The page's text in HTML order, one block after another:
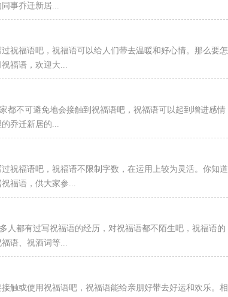
事乔迁新居...
祝福语吧，祝福语可以给人们带去温暖和好心情。那么要怎
福语，欢迎大...
都不可避免地会接触到祝福语吧，祝福语可以起到增进感情
乔迁新居的...
祝福语吧，祝福语不限制字数，在运用上较为灵活。你知道
福语，供大家参...
人都有过写祝福语的经历，对祝福语都不陌生吧，祝福语的
语、祝酒词等...
触或使用祝福语吧，祝福语能给亲朋好带去好运和欢乐。相